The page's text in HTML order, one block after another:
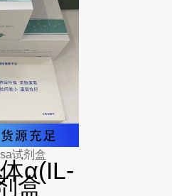
试剂盒
α(IL-
盒